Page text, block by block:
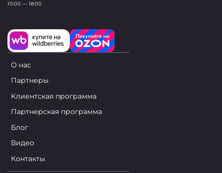
О нас
Партнеры
Клиентская программа
Партнерская программа
Блог
Видео
Контакты
10:00 — 18:00